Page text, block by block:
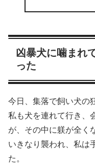
凶暴犬に噛まれ
った
今日、集落で飼い犬の
私も犬を連れて行き、
が、その中に躾が全く
いきなり襲われ、私は
た。